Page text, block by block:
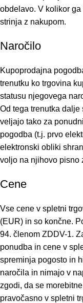
obdelavo. V kolikor
strinja z nakupom.
Naročilo
Kupoprodajna
trenutku ko trgovina
statusu njegovega
Od tega trenutka
veljajo tako za
pogodba (t.j. prvo
elektronski obliki
voljo na njihovo pisno
Cene
Vse cene v spletni
(EUR) in so končne.
94. členom ZDDV-1.
ponudba in cene v
spreminja pogosto in
naročila in nimajo v
zgodi, da se
pravočasno v spletni